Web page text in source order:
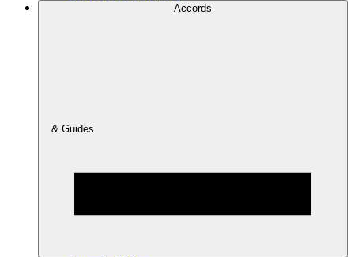
Accords
& Guides